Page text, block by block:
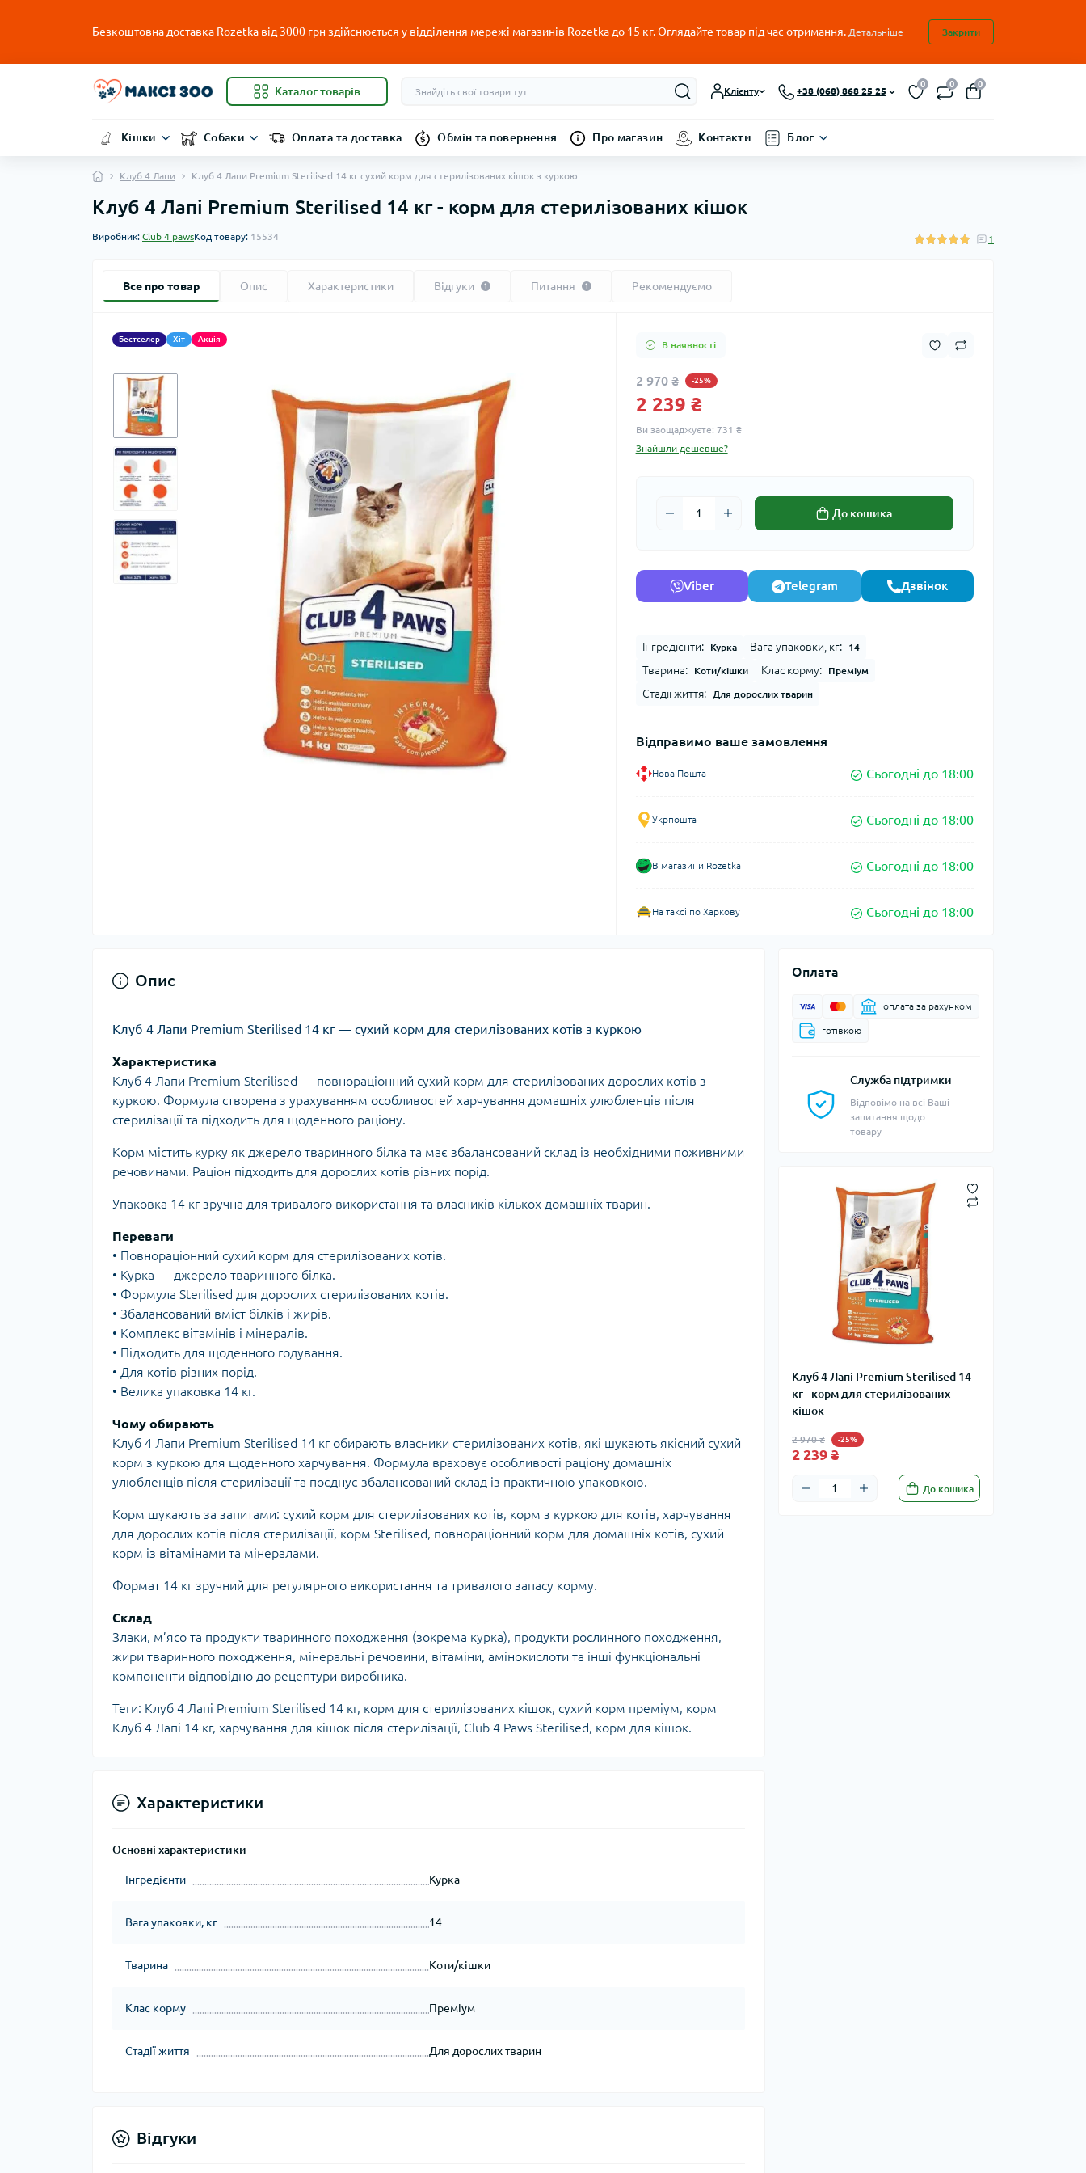
Безкоштовна доставка Rozetka від 3000 грн здійснюється у відділення мережі магазинів Rozetka до 15 кг. Оглядайте товар під час отримання. Детальніше Закрити
Каталог товарів Клієнту +38 (068) 868 25 25
0 0 0
Кішки Собаки Оплата та доставка Обмін та повернення Про магазин Контакти Блог
Клуб 4 Лапи Клуб 4 Лапи Premium Sterilised 14 кг сухий корм для стерилізованих кішок з куркою
Клуб 4 Лапі Premium Sterilised 14 кг - корм для стерилізованих кішок
Виробник: Club 4 pawsКод товару: 15534 1
Все про товар Опис Характеристики Відгуки 1 Питання 1 Рекомендуємо
Бестселер Хіт Акція
В наявності
2 970 ₴ -25%
2 239 ₴
Ви заощаджуєте: 731 ₴
Знайшли дешевше?
До кошика
Viber Telegram Дзвінок
Інгредієнти: Курка Вага упаковки, кг: 14
Тварина: Коти/кішки Клас корму: Преміум
Стадії життя: Для дорослих тварин
Відправимо ваше замовлення
Нова Пошта Сьогодні до 18:00
Укрпошта Сьогодні до 18:00
В магазини Rozetka Сьогодні до 18:00
На таксі по Харкову Сьогодні до 18:00
Оплата
оплата за рахунком
готівкою
Служба підтримки
Відповімо на всі Ваші
запитання щодо
товару
Клуб 4 Лапі Premium Sterilised 14
кг - корм для стерилізованих
кішок
2 970 ₴ -25%
2 239 ₴
До кошика
Опис
Клуб 4 Лапи Premium Sterilised 14 кг — сухий корм для стерилізованих котів з куркою
Характеристика
Клуб 4 Лапи Premium Sterilised — повнораціонний сухий корм для стерилізованих дорослих котів з
куркою. Формула створена з урахуванням особливостей харчування домашніх улюбленців після
стерилізації та підходить для щоденного раціону.
Корм містить курку як джерело тваринного білка та має збалансований склад із необхідними поживними
речовинами. Раціон підходить для дорослих котів різних порід.
Упаковка 14 кг зручна для тривалого використання та власників кількох домашніх тварин.
Переваги
• Повнораціонний сухий корм для стерилізованих котів.
• Курка — джерело тваринного білка.
• Формула Sterilised для дорослих стерилізованих котів.
• Збалансований вміст білків і жирів.
• Комплекс вітамінів і мінералів.
• Підходить для щоденного годування.
• Для котів різних порід.
• Велика упаковка 14 кг.
Чому обирають
Клуб 4 Лапи Premium Sterilised 14 кг обирають власники стерилізованих котів, які шукають якісний сухий
корм з куркою для щоденного харчування. Формула враховує особливості раціону домашніх
улюбленців після стерилізації та поєднує збалансований склад із практичною упаковкою.
Корм шукають за запитами: сухий корм для стерилізованих котів, корм з куркою для котів, харчування
для дорослих котів після стерилізації, корм Sterilised, повнораціонний корм для домашніх котів, сухий
корм із вітамінами та мінералами.
Формат 14 кг зручний для регулярного використання та тривалого запасу корму.
Склад
Злаки, м’ясо та продукти тваринного походження (зокрема курка), продукти рослинного походження,
жири тваринного походження, мінеральні речовини, вітаміни, амінокислоти та інші функціональні
компоненти відповідно до рецептури виробника.
Теги: Клуб 4 Лапі Premium Sterilised 14 кг, корм для стерилізованих кішок, сухий корм преміум, корм
Клуб 4 Лапі 14 кг, харчування для кішок після стерилізації, Club 4 Paws Sterilised, корм для кішок.
Характеристики
Основні характеристики
Інгредієнти Курка
Вага упаковки, кг 14
Тварина Коти/кішки
Клас корму Преміум
Стадії життя Для дорослих тварин
Відгуки